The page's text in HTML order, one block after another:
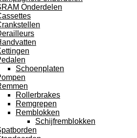
Onderdelen
Schoenplaten
Rollerbrakes
Remgrepen
Remblokken
Schijfremblokken